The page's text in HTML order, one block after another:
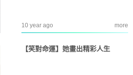
10 year ago more
【笑對命運】她畫出精彩人生